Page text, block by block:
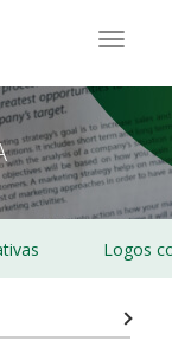
Logos